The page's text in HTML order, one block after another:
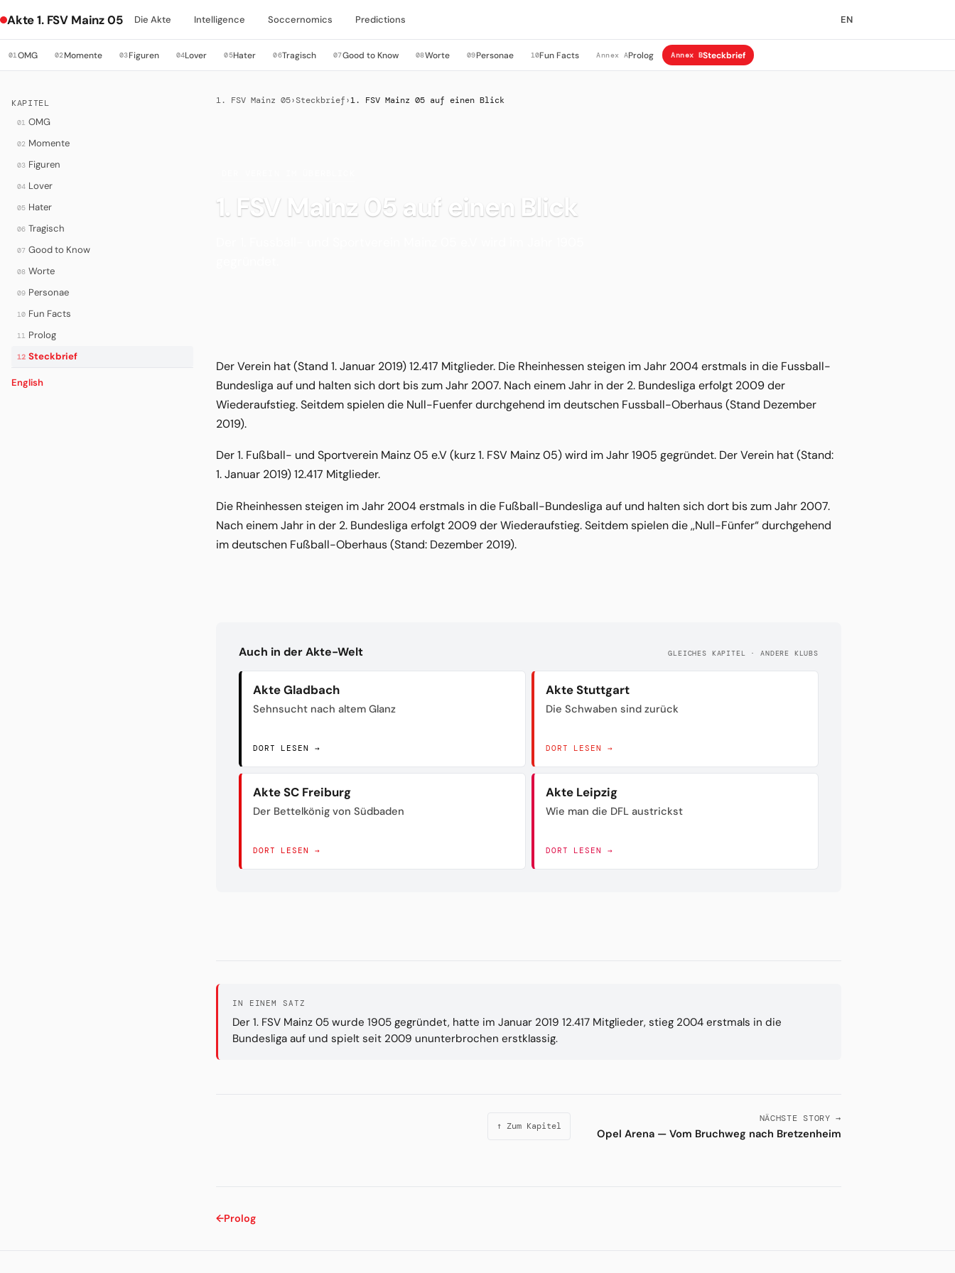
Akte 1. FSV Mainz 05 Die Akte Intelligence Soccernomics Predictions EN
01OMG 02Momente 03Figuren 04Lover 05Hater 06Tragisch 07Good to Know 08Worte 09Personae 10Fun Facts Annex AProlog Annex BSteckbrief
KAPITEL
01 OMG
02 Momente
03 Figuren
04 Lover
05 Hater
06 Tragisch
07 Good to Know
08 Worte
09 Personae
10 Fun Facts
11 Prolog
12 Steckbrief
English
1. FSV Mainz 05› Steckbrief ›1. FSV Mainz 05 auf einen Blick
1. FSV Mainz 05 auf einen Blick
Der Verein hat (Stand 1. Januar 2019) 12.417 Mitglieder. Die Rheinhessen steigen im Jahr 2004 erstmals in die Fussball-
Bundesliga auf und halten sich dort bis zum Jahr 2007. Nach einem Jahr in der 2. Bundesliga erfolgt 2009 der
Wiederaufstieg. Seitdem spielen die Null-Fuenfer durchgehend im deutschen Fussball-Oberhaus (Stand Dezember
2019).
Der 1. Fußball- und Sportverein Mainz 05 e.V (kurz 1. FSV Mainz 05) wird im Jahr 1905 gegründet. Der Verein hat (Stand:
1. Januar 2019) 12.417 Mitglieder.
Die Rheinhessen steigen im Jahr 2004 erstmals in die Fußball-Bundesliga auf und halten sich dort bis zum Jahr 2007.
Nach einem Jahr in der 2. Bundesliga erfolgt 2009 der Wiederaufstieg. Seitdem spielen die ,,Null-Fünfer“ durchgehend
im deutschen Fußball-Oberhaus (Stand: Dezember 2019).
Auch in der Akte-Welt GLEICHES KAPITEL · ANDERE KLUBS
Akte Gladbach
Sehnsucht nach altem Glanz
DORT LESEN →
Akte Stuttgart
Die Schwaben sind zurück
DORT LESEN →
Akte SC Freiburg
Der Bettelkönig von Südbaden
DORT LESEN →
Akte Leipzig
Wie man die DFL austrickst
DORT LESEN →
IN EINEM SATZ
Der 1. FSV Mainz 05 wurde 1905 gegründet, hatte im Januar 2019 12.417 Mitglieder, stieg 2004 erstmals in die
Bundesliga auf und spielt seit 2009 ununterbrochen erstklassig.
↑ Zum Kapitel
NÄCHSTE STORY →
Opel Arena — Vom Bruchweg nach Bretzenheim
←Prolog